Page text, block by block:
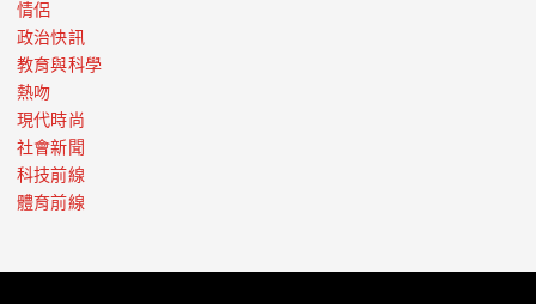
情侶
政治快訊
教育與科學
熱吻
現代時尚
社會新聞
科技前線
體育前線